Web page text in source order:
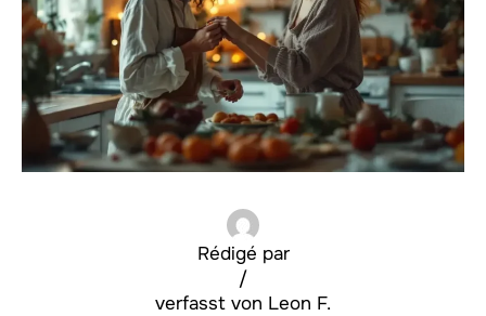
Rédigé par
Leon F.
/